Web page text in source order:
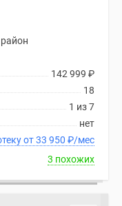
142 999 ₽
18
1 из 7
нет
В ипотеку от 33 950 ₽/мес
3 похожих